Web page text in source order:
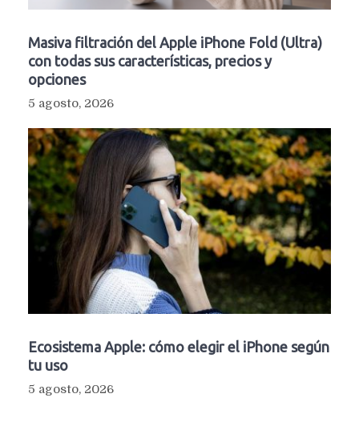
Masiva filtración del Apple iPhone Fold (Ultra)
con todas sus características, precios y
opciones
5 agosto, 2026
Ecosistema Apple: cómo elegir el iPhone según
tu uso
5 agosto, 2026